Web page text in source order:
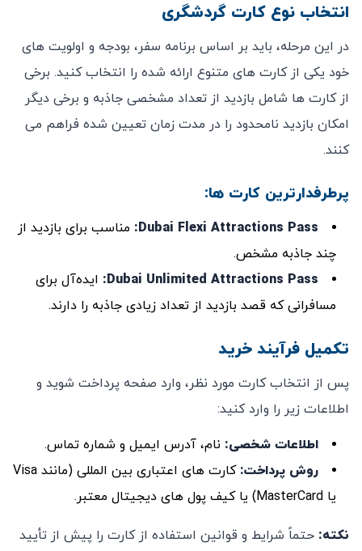
انتخاب نوع کارت گردشگری
در این مرحله، باید بر اساس برنامه سفر، بودجه و اولویت ‌های
خود یکی از کارت ‌های متنوع ارائه ‌شده را انتخاب کنید. برخی
از کارت‌ ها شامل بازدید از تعداد مشخصی جاذبه و برخی دیگر
امکان بازدید نامحدود را در مدت زمان تعیین ‌شده فراهم می‌
کنند.
پرطرفدارترین کارت ‌ها:
Dubai Flexi Attractions Pass
: مناسب برای بازدید از
چند جاذبه مشخص.
Dubai Unlimited Attractions Pass
: ایده‌آل برای
مسافرانی که قصد بازدید از تعداد زیادی جاذبه را دارند.
تکمیل فرآیند خرید
پس از انتخاب کارت مورد نظر، وارد صفحه پرداخت شوید و
اطلاعات زیر را وارد کنید:
اطلاعات شخصی: نام، آدرس ایمیل و شماره تماس.
روش پرداخت:
کارت ‌های اعتباری بین ‌المللی (مانند Visa
یا MasterCard) یا کیف پول ‌های دیجیتال معتبر.
نکته: حتماً شرایط و قوانین استفاده از کارت را پیش از تأیید